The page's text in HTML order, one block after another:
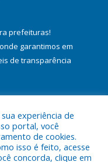
prefeituras!
garantimos em
de transparência
experiência de
portal, você
de cookies.
isso é feito, acesse
concorda, clique em